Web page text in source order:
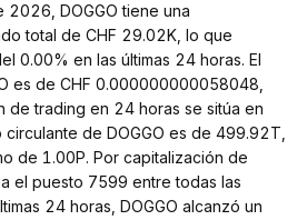
DOGGO tiene una
total de CHF 29.02K, lo que
0.00% en las últimas 24 horas. El
es de CHF 0.000000000058048,
de trading en 24 horas se sitúa en
circulante de DOGGO es de 499.92T,
de 1.00P. Por capitalización de
el puesto 7599 entre todas las
24 horas, DOGGO alcanzó un